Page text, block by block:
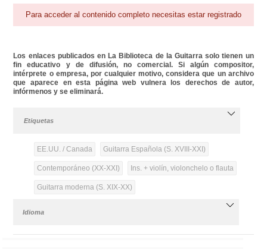
Para acceder al contenido completo necesitas estar registrado
Los enlaces publicados en La Biblioteca de la Guitarra solo tienen un
fin educativo y de difusión, no comercial. Si algún compositor,
intérprete o empresa, por cualquier motivo, considera que un archivo
que aparece en esta página web vulnera los derechos de autor,
infórmenos y se eliminará.
Etiquetas
EE.UU. / Canada Guitarra Española (S. XVIII-XXI)
Contemporáneo (XX-XXI) Ins. + violín, violonchelo o flauta
Guitarra moderna (S. XIX-XX)
Idioma